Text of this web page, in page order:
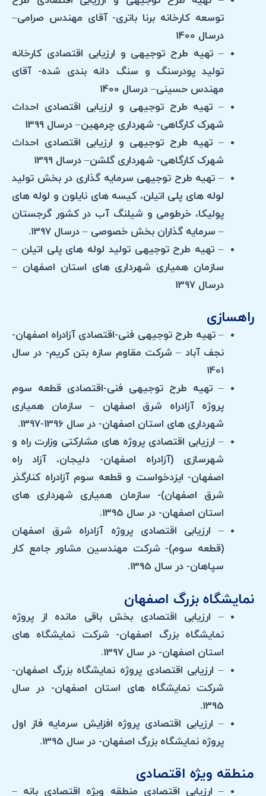
توسعه کارخانه برنا باتری- آقای مهندس صرامی–
درسال 1400
– تهیه طرح توجیهی و ارزیابی اقتصادی کارخانه
تولید پودرسنگ و سنگ دانه بندی شده- آقای
مهندس حسینی– درسال 1400
– تهیه طرح توجیهی و ارزیابی اقتصادی احداث
شهرک کارگاهی- شهرداری چرمهین– درسال 1399
– تهیه طرح توجیهی و ارزیابی اقتصادی احداث
شهرک کارگاهی- شهرداری گلشن– درسال 1399
– تهیه طرح توجیهی سرمایه گذاری در بخش تولید
لوله های پلی اتیلن، کیسه های نایلون و لوله های
پولیکا، خرطومی و شیلنگ آب در کشور گرجستان
– سرمایه گذاران بخش خصوصی – درسال 1397.
– تهیه طرح توجیهی تولید لوله های پلی اتیلن –
سازمان همیاری شهرداری های استان اصفهان –
درسال 1397
راهسازی
– تهیه طرح توجیهی فنی-اقتصادی آزادراه اصفهان-
نجف آباد – شرکت مقاوم سازه بتن کریم- در سال
1401
– تهیه طرح توجیهی فنی-اقتصادی قطعه سوم
پروژه آزادراه شرق اصفهان – سازمان همیاری
شهرداری های استان اصفهان- در سال 1396-1397.
– ارزیابی اقتصادی پروژه های مشارکتی وزارت راه و
شهرسازی (آزادراه اصفهان- دلیجان، آزاد راه
اصفهان- ایزدخواست و قطعه سوم آزادراه کنارگذر
شرق اصفهان)- سازمان همیاری شهرداری های
استان اصفهان- در سال 1395.
– ارزیابی اقتصادی پروژه آزادراه شرق اصفهان
(قطعه سوم)- شرکت مهندسین مشاور جامع کار
سپاهان- در سال 1395.
نمایشگاه بزرگ اصفهان
– ارزیابی اقتصادی بخش باقی مانده از پروژه
نمایشگاه بزرگ اصفهان- شرکت نمایشگاه های
استان اصفهان- در سال 1397.
– ارزیابی اقتصادی پروژه نمایشگاه بزرگ اصفهان-
شرکت نمایشگاه های استان اصفهان- در سال
1395.
– ارزیابی اقتصادی پروژه افزایش سرمایه فاز اول
پروژه نمایشگاه بزرگ اصفهان- در سال 1395.
منطقه ویژه اقتصادی
– ارزیابی اقتصادی منطقه ویژه اقتصادی بانه –